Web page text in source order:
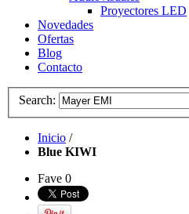
Proyectores LED
Novedades
Ofertas
Blog
Contacto
Search:
Inicio /
Blue KIWI
Fave 0